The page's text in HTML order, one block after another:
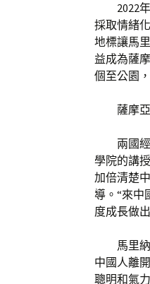
2022年
採取情緒
地標讓馬
益成為薩
個至公園
薩摩
兩國
學院的講
加倍清楚
導。“來中
度成長做
馬里
中國人離
聰明和氣